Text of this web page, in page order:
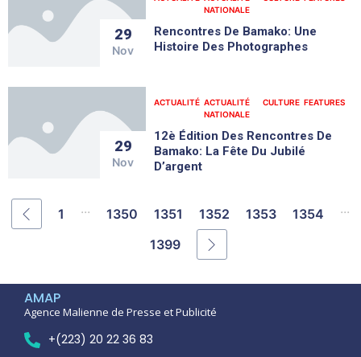
29
Nov
NATIONALE
Rencontres De Bamako: Une
Histoire Des Photographes
29
Nov
ACTUALITÉ ACTUALITÉ
NATIONALE
CULTURE FEATURES
12è Édition Des Rencontres De
Bamako: La Fête Du Jubilé
D’argent
1 ... 1350 1351 1352 1353 1354 ...
1399
AMAP
Agence Malienne de Presse et Publicité
+(223) 20 22 36 83